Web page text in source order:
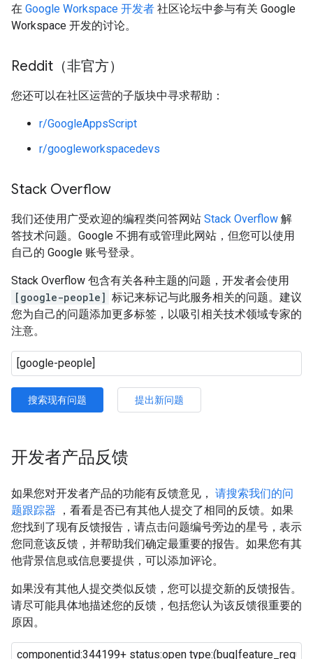
在 Google Workspace 开发者 社区论坛中参与有关 Google
Workspace 开发的讨论。
Reddit（非官方）
您还可以在社区运营的子版块中寻求帮助：
r/GoogleAppsScript
r/googleworkspacedevs
Stack Overflow
我们还使用广受欢迎的编程类问答网站 Stack Overflow 解
答技术问题。Google 不拥有或管理此网站，但您可以使用
自己的 Google 账号登录。
Stack Overflow 包含有关各种主题的问题，开发者会使用
[google-people] 标记来标记与此服务相关的问题。建议
您为自己的问题添加更多标签，以吸引相关技术领域专家的
注意。
搜索现有问题 提出新问题
开发者产品反馈
如果您对开发者产品的功能有反馈意见， 请搜索我们的问
题跟踪器 ，看看是否已有其他人提交了相同的反馈。如果
您找到了现有反馈报告，请点击问题编号旁边的星号，表示
您同意该反馈，并帮助我们确定最重要的报告。如果您有其
他背景信息或信息要提供，可以添加评论。
如果没有其他人提交类似反馈，您可以提交新的反馈报告。
请尽可能具体地描述您的反馈，包括您认为该反馈很重要的
原因。